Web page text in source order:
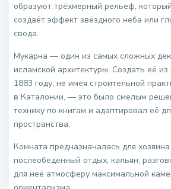
образуют трёхмерный рельеф,
создаёт эффект звёздного неба или
свода.
Мукарна — один из самых сложных
исламской архитектуры. Создать её
1883 году, не имея строительной
в Каталонии, — это было смелым
технику по книгам и адаптировал её
пространства.
Комната предназначалась для
послеобеденный отдых, кальян,
для неё атмосферу максимальной